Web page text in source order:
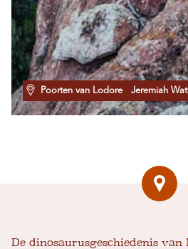
Poorten van Lodore Jeremiah
De dinosaurusgeschiedenis van